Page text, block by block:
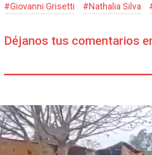
#Giovanni Grisetti #Nathalia Silva
Déjanos tus comentarios